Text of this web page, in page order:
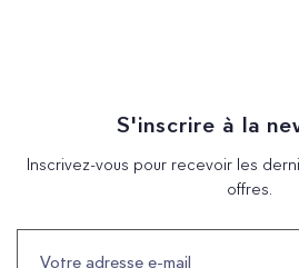
S'inscrire à la
Inscrivez-vous pour recevoir les
offres.